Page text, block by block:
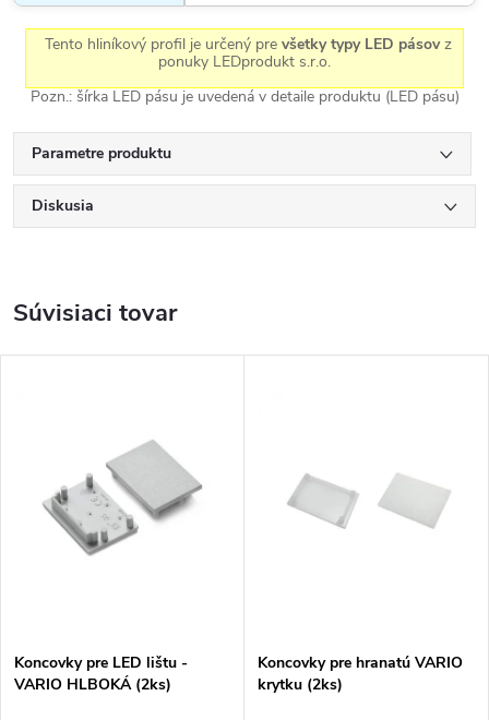
Tento hliníkový profil je určený pre všetky typy LED pásovz
ponuky LEDprodukt s.r.o.
Pozn.: šírka LED pásu je uvedená v detaile produktu (LED pásu)
Parametre produktu
Diskusia
Súvisiaci tovar
Koncovky pre LED lištu -
VARIO HLBOKÁ (2ks)
Koncovky pre hranatú VARIO
krytku (2ks)